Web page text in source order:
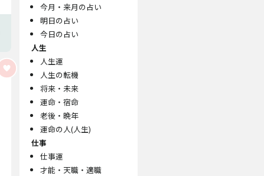
今月・来月の占い
明日の占い
今日の占い
人生
人生運
人生の転機
将来・未来
運命・宿命
老後・晩年
運命の人(人生)
仕事
仕事運
才能・天職・適職